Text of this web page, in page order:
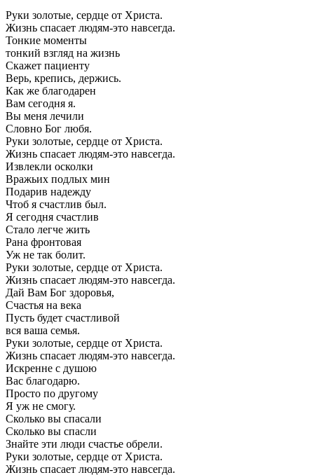
Руки золотые, сердце от Христа.
Жизнь спасает людям-это навсегда.
Тонкие моменты
тонкий взгляд на жизнь
Скажет пациенту
Верь, крепись, держись.
Как же благодарен
Вам сегодня я.
Вы меня лечили
Словно Бог любя.
Руки золотые, сердце от Христа.
Жизнь спасает людям-это навсегда.
Извлекли осколки
Вражьих подлых мин
Подарив надежду
Чтоб я счастлив был.
Я сегодня счастлив
Стало легче жить
Рана фронтовая
Уж не так болит.
Руки золотые, сердце от Христа.
Жизнь спасает людям-это навсегда.
Дай Вам Бог здоровья,
Счастья на века
Пусть будет счастливой
вся ваша семья.
Руки золотые, сердце от Христа.
Жизнь спасает людям-это навсегда.
Искренне с душою
Вас благодарю.
Просто по другому
Я уж не смогу.
Сколько вы спасали
Сколько вы спасли
Знайте эти люди счастье обрели.
Руки золотые, сердце от Христа.
Жизнь спасает людям-это навсегда.